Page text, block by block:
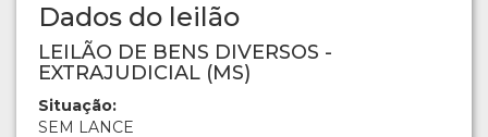
Dados do leilão
LEILÃO DE BENS DIVERSOS -
EXTRAJUDICIAL (MS)
Situação:
SEM LANCE